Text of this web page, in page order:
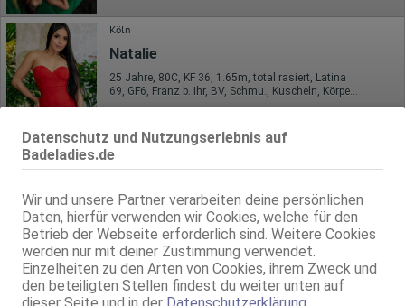
Datenschutz und Nutzungserlebnis auf
Badeladies.de
Wir und unsere Partner verarbeiten deine persönlichen
Daten, hierfür verwenden wir Cookies, welche für den
Betrieb der Webseite erforderlich sind. Weitere Cookies
werden nur mit deiner Zustimmung verwendet.
Einzelheiten zu den Arten von Cookies, ihrem Zweck und
den beteiligten Stellen findest du weiter unten auf
Köln
Natalie
25 Jahre, 80C, KF 36, 1.65m, total rasiert, Latina
69, GF6, Franz b. Ihr, BV, Schmu., Kuscheln, Körperküs., DSa
Honey
Köln
Luuna1
22 Jahre, 75C, KF 34, 1.50m, 50 kg, total rasiert, asiatisch
ZK, 69, GF6, DT, NSa, Franz b. Ihr, BV